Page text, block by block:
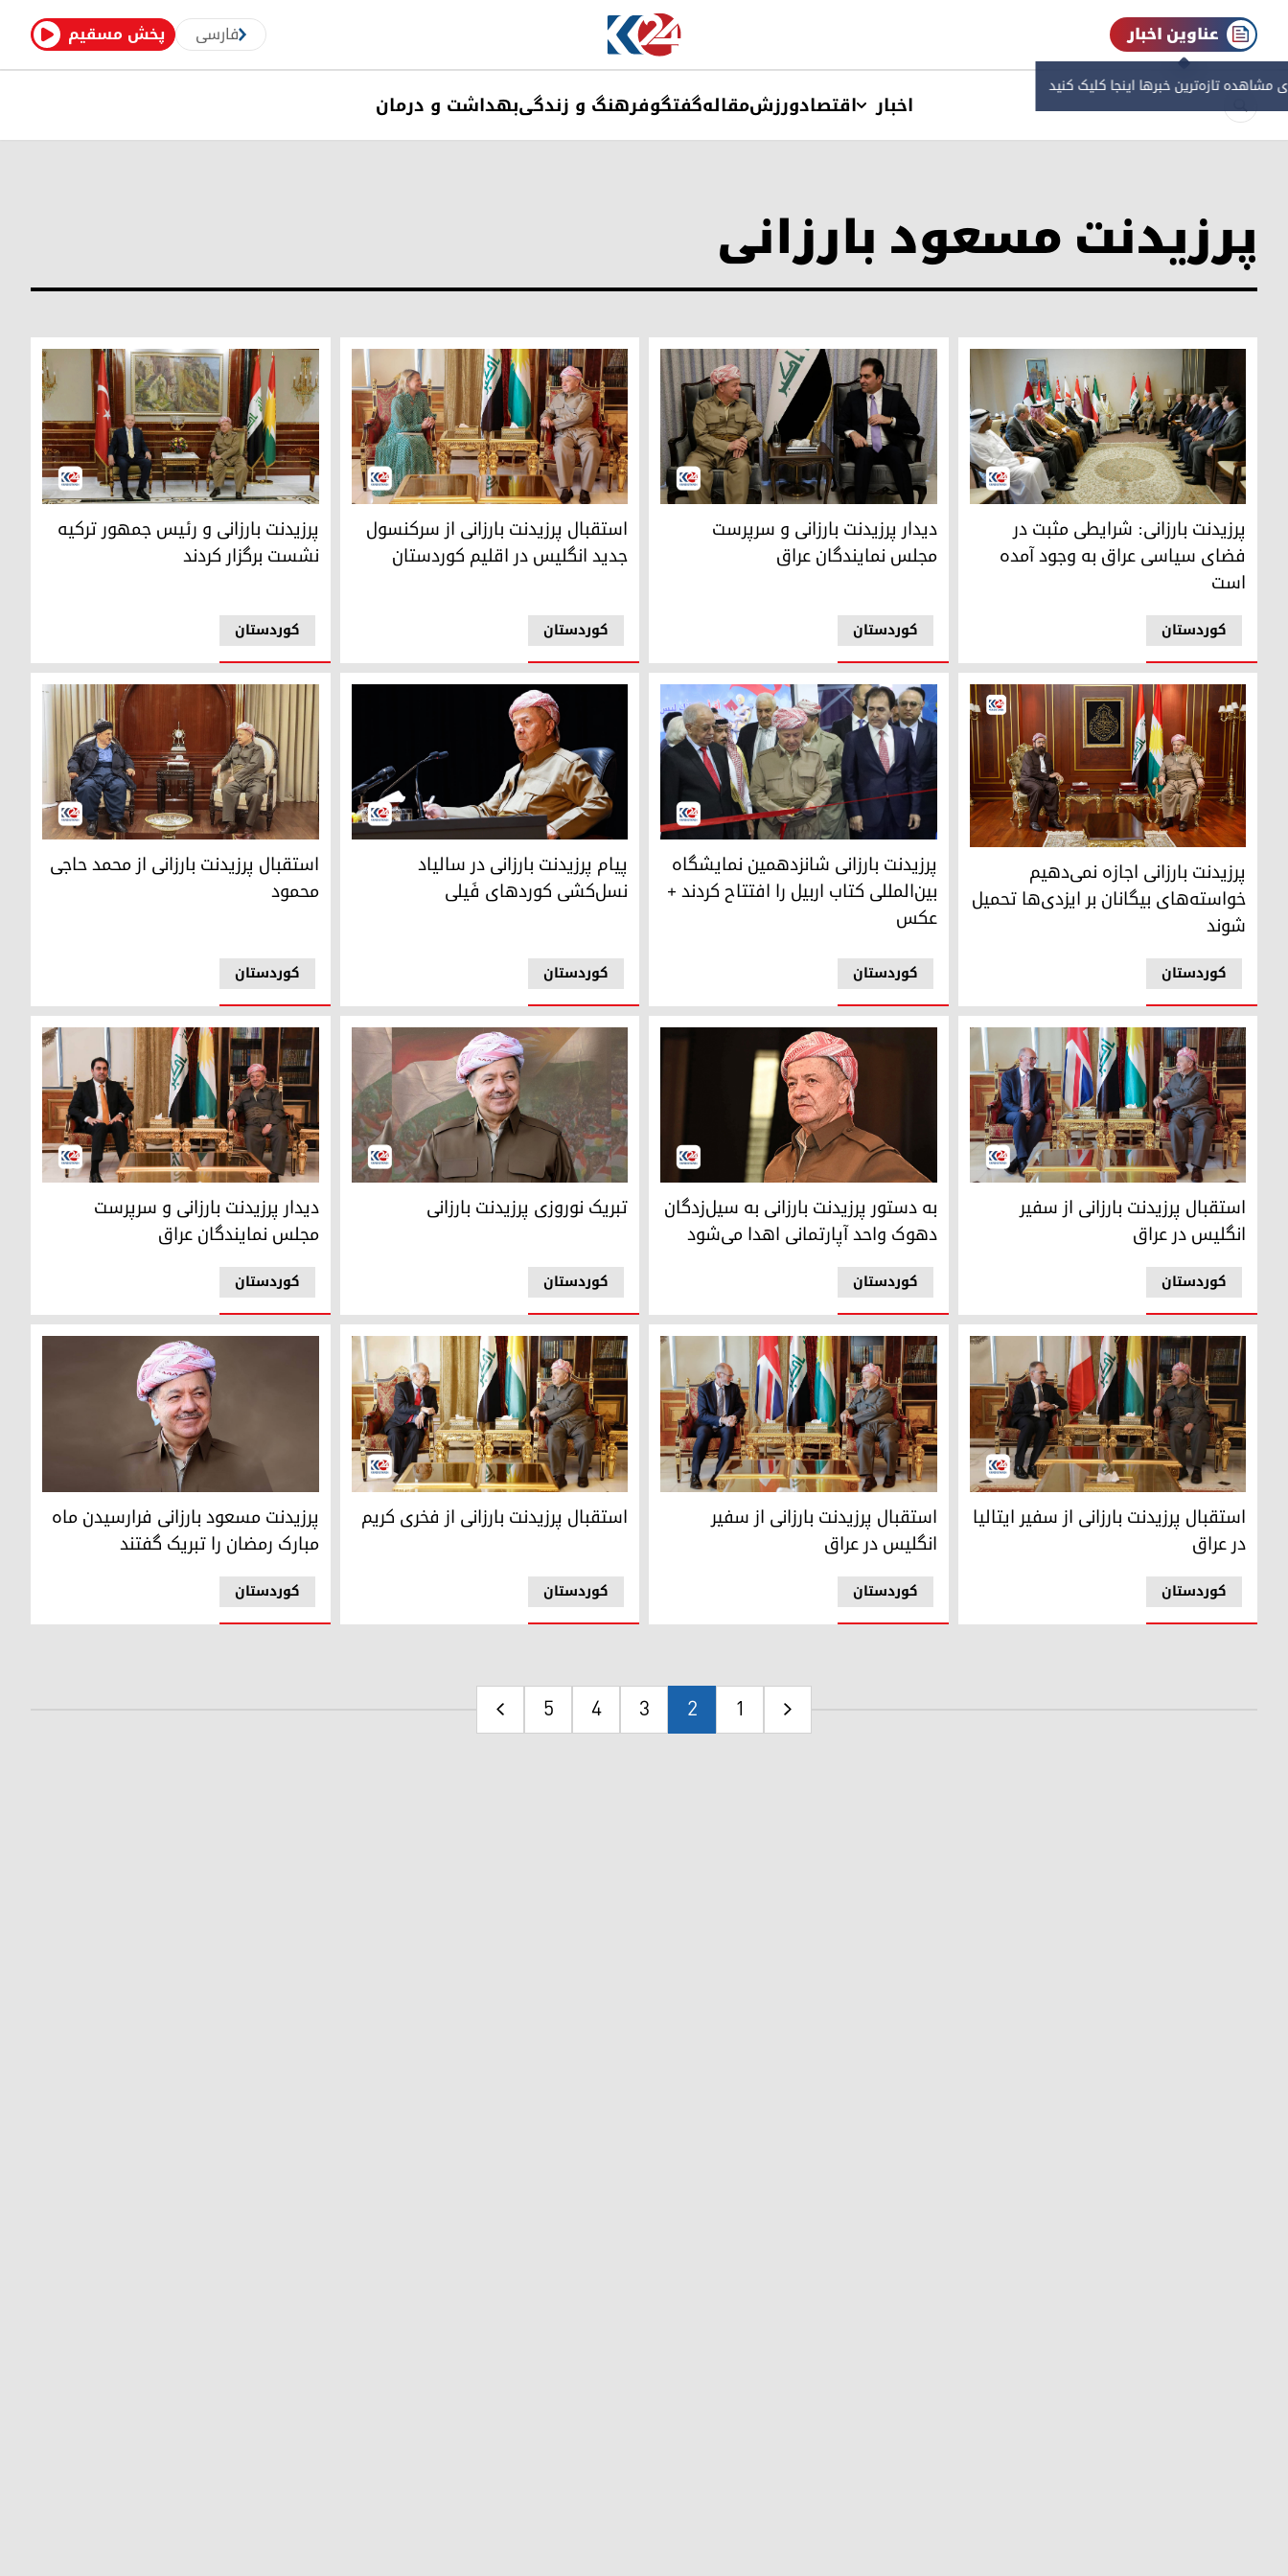
پخش مسقیم فارسی عناوین اخبار
مشاهده‌ تازه‌ترین خبرها اینجا کلیک کنید
اخبار اقتصادورزشمقالهگفتگوفرهنگ و زندگیبهداشت و درمان
پرزیدنت مسعود بارزانی
دیدار پرزیدنت مسعود بارزانی با سفیران ٨ کشور عربی
کوردستان
پرزیدنت بارزانی: شرایطی مثبت در
فضای سیاسی عراق به وجود آمده
است
پرزیدنت مسعود بارزانی و سرپرست مجلس نمایندگان عراق
کوردستان
دیدار پرزیدنت بارزانی و سرپرست
مجلس نمایندگان عراق
پرزیدنت مسعود بارزانی و رُزی کیف، معاون سفیر انگلیس در عراق
کوردستان
استقبال پرزیدنت بارزانی از سرکنسول
جدید انگلیس در اقلیم کوردستان
پرزیدنت مسعود بارزانی و رجب طیب اردوغان،
کوردستان
پرزیدنت بارزانی و رئیس جمهور ترکیه
نشست برگزار کردند
پرزیدنت مسعود بارزانی و امیر ایزدیها
کوردستان
پرزیدنت بارزانی اجازه نمی‌دهیم
خواسته‌های بیگانان بر ایزدی‌ها تحمیل
شوند
پرزیدنت مسعود بارزانی در حال افتتاح شانزدهمین نمایشگاه بین‌المللی کتاب اربیل
کوردستان
پرزیدنت بارزانی شانزدهمین نمایشگاه
بین‌المللی کتاب اربیل را افتتاح کردند +
عکس
پرزیدنت مسعود بارزانی
کوردستان
پیام پرزیدنت بارزانی در سالیاد
نسل‌کشی کوردهای فَیلی
پرزیدنت مسعود بارزانی و رئیس حزب سوسیال
کوردستان
استقبال پرزیدنت بارزانی از محمد حاجی
محمود
پرزیدنت مسعود بارزانی و سفیر انگلیس در عراق
کوردستان
استقبال پرزیدنت بارزانی از سفیر
انگلیس در عراق
پرزیدنت مسعود بارزانی
کوردستان
به دستور پرزیدنت بارزانی به سیل‌زدگان
دهوک واحد آپارتمانی اهدا می‌شود
پرزیدنت مسعود بارزانی
کوردستان
تبریک نوروزی پرزیدنت بارزانی پرزیدنت مسعود بارزانی و سرپرست مجلس
کوردستان
دیدار پرزیدنت بارزانی و سرپرست
مجلس نمایندگان عراق
پرزیدنت مسعود بارزانی و سفیر ایتالیا در عراق
کوردستان
استقبال پرزیدنت بارزانی از سفیر ایتالیا
در عراق
پرزیدنت مسعود بارزانی و سفیر انگلیس در عراق
کوردستان
استقبال پرزیدنت بارزانی از سفیر
انگلیس در عراق
دیدار پرزیدنت مسعود بارزانی و رئیس موسسه فرهنگی مداء
کوردستان
استقبال پرزیدنت بارزانی از فخری کریم پرزیدنت مسعود بارزانی
کوردستان
پرزیدنت مسعود بارزانی فرارسیدن ماه
مبارک رمضان را تبریک گفتند
1
2
3
4
5